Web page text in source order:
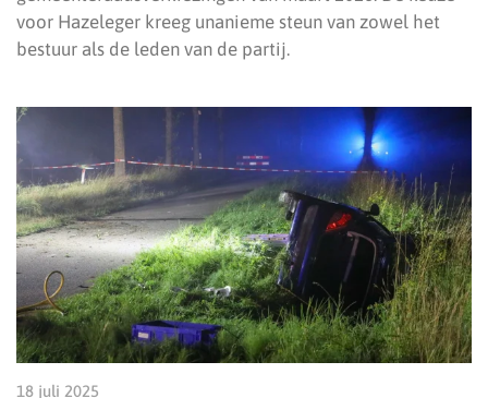
voor Hazeleger kreeg unanieme steun van zowel het
bestuur als de leden van de partij.
18 juli 2025